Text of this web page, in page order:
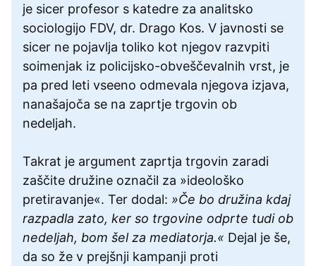
je sicer profesor s katedre za analitsko
sociologijo FDV, dr. Drago Kos. V javnosti se
sicer ne pojavlja toliko kot njegov razvpiti
soimenjak iz policijsko-obveščevalnih vrst, je
pa pred leti vseeno odmevala njegova izjava,
nanašajoča se na zaprtje trgovin ob
nedeljah.
Takrat je argument zaprtja trgovin zaradi
zaščite družine označil za »ideološko
pretiravanje«. Ter dodal: »Če bo družina kdaj
razpadla zato, ker so trgovine odprte tudi ob
nedeljah, bom šel za mediatorja.« Dejal je še,
da so že v prejšnji kampanji proti